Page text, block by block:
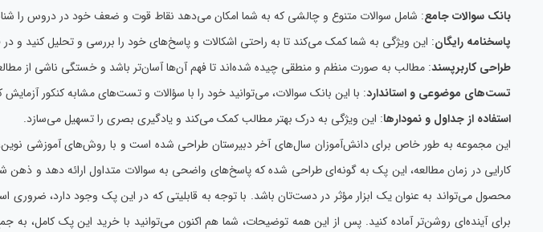
بانک سوالات جامع: شامل سوالات متنوع و چالشی که به شما امکان می‌دهد نقاط قوت و ضعف خود در دروس را
پاسخنامه رایگان: این ویژگی به شما کمک می‌کند تا به راحتی اشکالات و پاسخ‌های خود را بررسی و تحلیل کنید و
طراحی کاربرپسند: مطالب به صورت منظم و منطقی چیده شده‌اند تا فهم آن‌ها آسان‌تر باشد و خستگی ناشی از
تست‌های موضوعی و استاندارد: با این بانک سوالات، می‌توانید خود را با سؤالات و تست‌های مشابه کنکور
استفاده از جداول و نمودارها: این ویژگی به درک بهتر مطالب کمک می‌کند و یادگیری بصری را تسهیل می‌سازد.
این مجموعه به طور خاص برای دانش‌آموزان سال‌های آخر دبیرستان طراحی شده است و با روش‌های آموزشی
کارایی در زمان مطالعه، این پک به گونه‌ای طراحی شده که پاسخ‌های واضحی به سوالات متداول ارائه دهد و ذهن
محصول می‌تواند به عنوان یک ابزار مؤثر در دست‌تان باشد. با توجه به قابلیتی که در این پک وجود دارد،
برای آینده‌ای روشن‌تر آماده کنید. پس از این همه توضیحات، شما هم اکنون می‌توانید با خرید این پک کامل،